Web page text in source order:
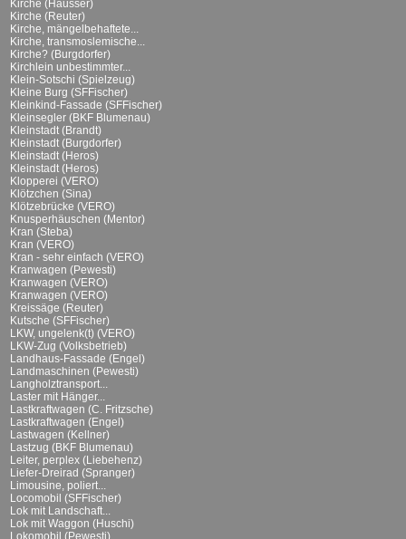
Kirche (Hausser)
Kirche (Reuter)
Kirche, mängelbehaftete...
Kirche, transmoslemische...
Kirche? (Burgdorfer)
Kirchlein unbestimmter...
Klein-Sotschi (Spielzeug)
Kleine Burg (SFFischer)
Kleinkind-Fassade (SFFischer)
Kleinsegler (BKF Blumenau)
Kleinstadt (Brandt)
Kleinstadt (Burgdorfer)
Kleinstadt (Heros)
Kleinstadt (Heros)
Klopperei (VERO)
Klötzchen (Sina)
Klötzebrücke (VERO)
Knusperhäuschen (Mentor)
Kran (Steba)
Kran (VERO)
Kran - sehr einfach (VERO)
Kranwagen (Pewesti)
Kranwagen (VERO)
Kranwagen (VERO)
Kreissäge (Reuter)
Kutsche (SFFischer)
LKW, ungelenk(t) (VERO)
LKW-Zug (Volksbetrieb)
Landhaus-Fassade (Engel)
Landmaschinen (Pewesti)
Langholztransport...
Laster mit Hänger...
Lastkraftwagen (C. Fritzsche)
Lastkraftwagen (Engel)
Lastwagen (Kellner)
Lastzug (BKF Blumenau)
Leiter, perplex (Liebehenz)
Liefer-Dreirad (Spranger)
Limousine, poliert...
Locomobil (SFFischer)
Lok mit Landschaft...
Lok mit Waggon (Huschi)
Lokomobil (Pewesti)